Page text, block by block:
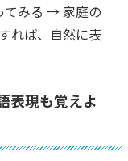
てみる → 家庭の
れば、自然に表
表現も覚えよ